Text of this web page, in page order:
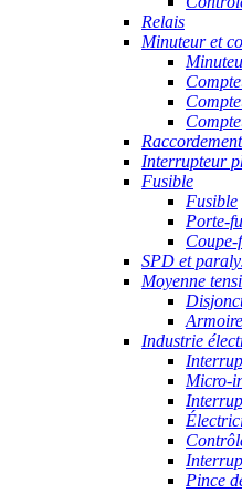
Relais
Minuteur et
Interrupteur
Fusible
Fusible
Porte-
Coupe-
SPD et
Moyenne
Industrie
Micro-
Pince